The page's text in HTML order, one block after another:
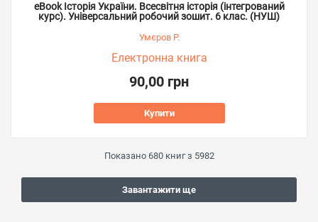
eBook Історія України. Всесвітня історія (інтегрований
курс). Універсальний робочий зошит. 6 клас. (НУШ)
Умєров Р.
Електронна книга
90,00 грн
Купити
Показано 680книг з 5982
Завантажити ще